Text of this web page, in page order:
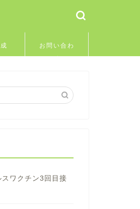
お問い合わ
せ
ワクチン3回目接